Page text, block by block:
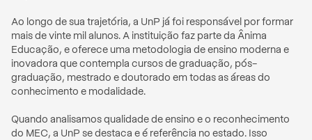
Ao longo de sua trajetória, a UnP já foi responsável por formar
mais de vinte mil alunos. A instituição faz parte da Ânima
Educação, e oferece uma metodologia de ensino moderna e
inovadora que contempla cursos de graduação, pós-
graduação, mestrado e doutorado em todas as áreas do
conhecimento e modalidade.
Quando analisamos qualidade de ensino e o reconhecimento
do MEC, a UnP se destaca e é referência no estado. Isso